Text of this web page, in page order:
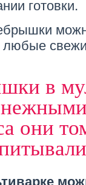
готовки.
любые
в
они